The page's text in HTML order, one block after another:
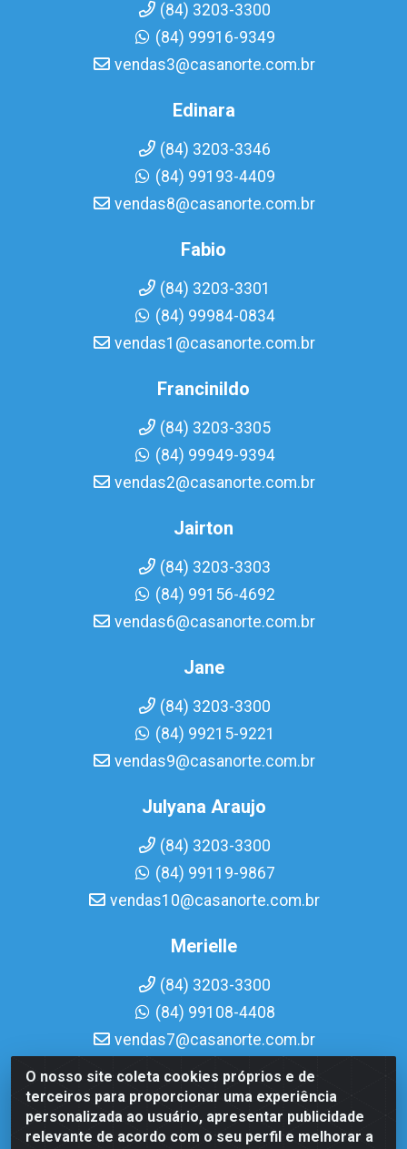
O nosso site coleta cookies próprios e de
terceiros para proporcionar uma experiência
personalizada ao usuário, apresentar publicidade
relevante de acordo com o seu perfil e melhorar a
(84) 3203-3300
(84) 99916-9349
vendas3@casanorte.com.br
Edinara
(84) 3203-3346
(84) 99193-4409
vendas8@casanorte.com.br
Fabio
(84) 3203-3301
(84) 99984-0834
vendas1@casanorte.com.br
Francinildo
(84) 3203-3305
(84) 99949-9394
vendas2@casanorte.com.br
Jairton
(84) 3203-3303
(84) 99156-4692
vendas6@casanorte.com.br
Jane
(84) 3203-3300
(84) 99215-9221
vendas9@casanorte.com.br
Julyana Araujo
(84) 3203-3300
(84) 99119-9867
vendas10@casanorte.com.br
Merielle
(84) 3203-3300
(84) 99108-4408
vendas7@casanorte.com.br
Casa Norte LTDA - Av. Interventor Mário Câmara, 1815 -
Dix-Sept Rosado, Natal/RN - CEP 59054-600 - CNPJ
08.713.513/0001-51